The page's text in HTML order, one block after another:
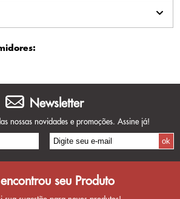
Newsletter
nossas novidades e promoções. Assine já!
seu Produto